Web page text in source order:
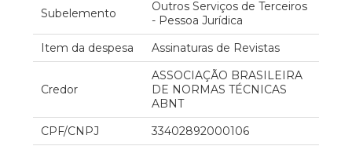
Subelemento
Outros Serviços de Terceiros
- Pessoa Jurídica
Item da despesa
Assinaturas de Revistas
Credor
ASSOCIAÇÃO BRASILEIRA
DE NORMAS TÉCNICAS
ABNT
CPF/CNPJ
33402892000106